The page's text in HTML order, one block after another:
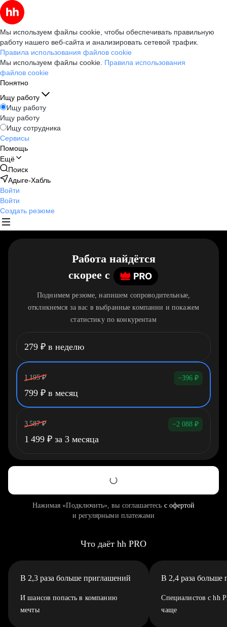
Мы используем файлы cookie, чтобы обеспечивать правильную
работу нашего веб-сайта и анализировать сетевой трафик.
Правила использования файлов cookie
Мы используем файлы cookie. Правила использования
файлов cookie
Понятно
Ищу работу
Ищу работу
Ищу работу
Ищу сотрудника
Сервисы
Помощь
Ещё
Поиск
Адыге-Хабль
Войти
Войти
Создать резюме
Работа найдётся
скорее c
Поднимем резюме, напишем сопроводительные,
откликнемся за вас в выбранные компании и покажем
статистику по конкурентам
279 ₽ в неделю
1 195 ₽ −396 ₽
799 ₽ в месяц
3 587 ₽ −2 088 ₽
1 499 ₽ за 3 месяца
Нажимая «Подключить», вы соглашаетесь с офертой
и регулярными платежами
Что даёт hh PRO
В 2,3 раза больше приглашений
И шансов попасть в компанию
мечты
В 2,4 раза больше
Специалистов с hh
чаще